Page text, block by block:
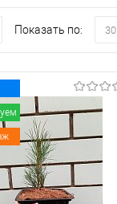
Показать по: 30